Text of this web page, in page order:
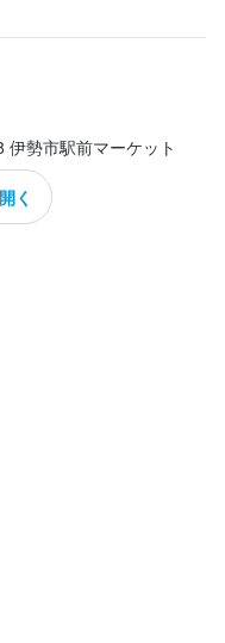
勢市駅前マーケット
く
囲気のお店です！
です。
心してください！